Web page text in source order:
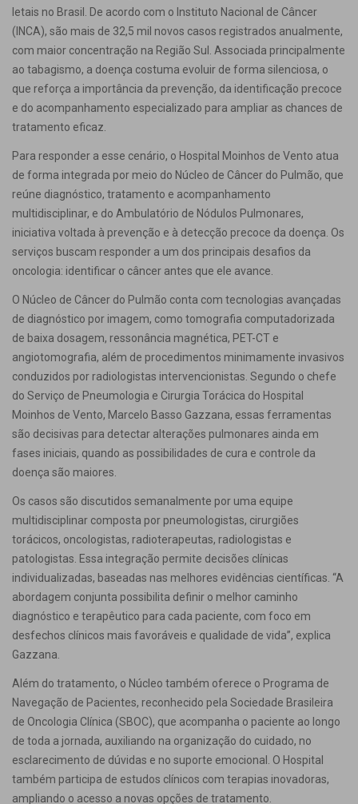
letais no Brasil. De acordo com o Instituto Nacional de Câncer
(INCA), são mais de 32,5 mil novos casos registrados anualmente,
com maior concentração na Região Sul. Associada principalmente
ao tabagismo, a doença costuma evoluir de forma silenciosa, o
que reforça a importância da prevenção, da identificação precoce
e do acompanhamento especializado para ampliar as chances de
tratamento eficaz.
Para responder a esse cenário, o Hospital Moinhos de Vento atua
de forma integrada por meio do Núcleo de Câncer do Pulmão, que
reúne diagnóstico, tratamento e acompanhamento
multidisciplinar, e do Ambulatório de Nódulos Pulmonares,
iniciativa voltada à prevenção e à detecção precoce da doença. Os
serviços buscam responder a um dos principais desafios da
oncologia: identificar o câncer antes que ele avance.
O Núcleo de Câncer do Pulmão conta com tecnologias avançadas
de diagnóstico por imagem, como tomografia computadorizada
de baixa dosagem, ressonância magnética, PET-CT e
angiotomografia, além de procedimentos minimamente invasivos
conduzidos por radiologistas intervencionistas. Segundo o chefe
do Serviço de Pneumologia e Cirurgia Torácica do Hospital
Moinhos de Vento, Marcelo Basso Gazzana, essas ferramentas
são decisivas para detectar alterações pulmonares ainda em
fases iniciais, quando as possibilidades de cura e controle da
doença são maiores.
Os casos são discutidos semanalmente por uma equipe
multidisciplinar composta por pneumologistas, cirurgiões
torácicos, oncologistas, radioterapeutas, radiologistas e
patologistas. Essa integração permite decisões clínicas
individualizadas, baseadas nas melhores evidências científicas. “A
abordagem conjunta possibilita definir o melhor caminho
diagnóstico e terapêutico para cada paciente, com foco em
desfechos clínicos mais favoráveis e qualidade de vida”, explica
Gazzana.
Além do tratamento, o Núcleo também oferece o Programa de
Navegação de Pacientes, reconhecido pela Sociedade Brasileira
de Oncologia Clínica (SBOC), que acompanha o paciente ao longo
de toda a jornada, auxiliando na organização do cuidado, no
esclarecimento de dúvidas e no suporte emocional. O Hospital
também participa de estudos clínicos com terapias inovadoras,
ampliando o acesso a novas opções de tratamento.